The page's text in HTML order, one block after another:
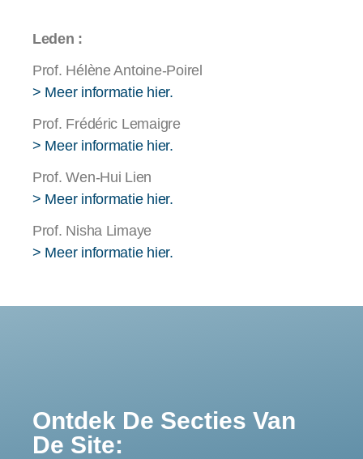
Leden :
Prof. Hélène Antoine-Poirel
> Meer informatie hier.
Prof. Frédéric Lemaigre
> Meer informatie hier.
Prof. Wen-Hui Lien
> Meer informatie hier.
Prof. Nisha Limaye
> Meer informatie hier.
Ontdek De Secties Van
De Site: